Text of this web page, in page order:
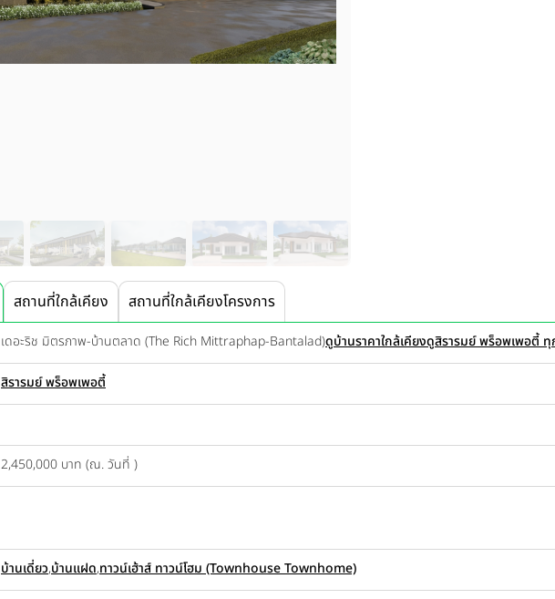
สถานที่ใกล้เคียง สถานที่ใกล้เคียงโครงการ
เดอะริช มิตรภาพ-บ้านตลาด (The Rich Mittraphap-Bantalad)ดูบ้านราคาใกล้เคียงดูสิรารมย์ พร็อพเพอตี้ ทุ
สิรารมย์ พร็อพเพอตี้
2,450,000 บาท (ณ. วันที่ )
บ้านเดี่ยว,บ้านแฝด,ทาวน์เฮ้าส์ ทาวน์โฮม (Townhouse Townhome)